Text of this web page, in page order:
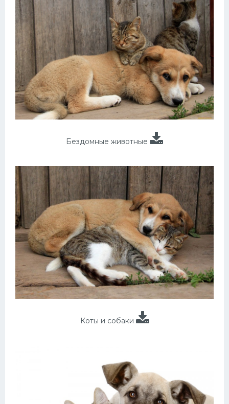
Бездомные животные
Коты и собаки